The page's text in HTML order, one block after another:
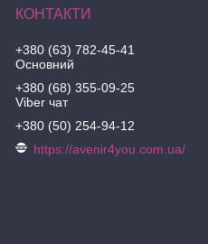
+380 (63) 782-45-41
Основний
+380 (68) 355-09-25
Viber чат
+380 (50) 254-94-12
https://avenir4you.com.ua/